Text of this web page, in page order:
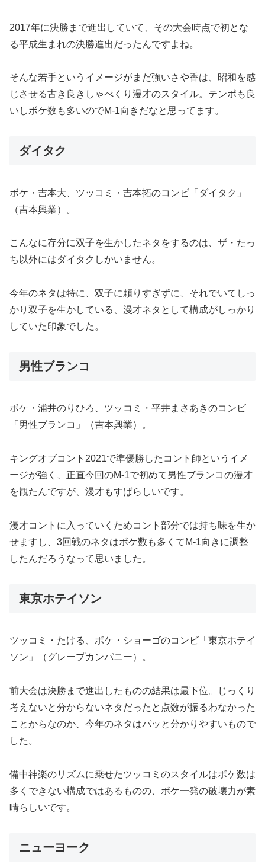
2017年に決勝まで進出していて、その大会時点で初とな
る平成生まれの決勝進出だったんですよね。
そんな若手というイメージがまだ強いさや香は、昭和を感
じさせる古き良きしゃべくり漫才のスタイル。テンポも良
いしボケ数も多いのでM-1向きだなと思ってます。
ダイタク
ボケ・吉本大、ツッコミ・吉本拓のコンビ「ダイタク」
（吉本興業）。
こんなに存分に双子を生かしたネタをするのは、ザ・たっ
ち以外にはダイタクしかいません。
今年のネタは特に、双子に頼りすぎずに、それでいてしっ
かり双子を生かしている、漫才ネタとして構成がしっかり
していた印象でした。
男性ブランコ
ボケ・浦井のりひろ、ツッコミ・平井まさあきのコンビ
「男性ブランコ」（吉本興業）。
キングオブコント2021で準優勝したコント師というイメ
ージが強く、正直今回のM-1で初めて男性ブランコの漫才
を観たんですが、漫才もすばらしいです。
漫才コントに入っていくためコント部分では持ち味を生か
せますし、3回戦のネタはボケ数も多くてM-1向きに調整
したんだろうなって思いました。
東京ホテイソン
ツッコミ・たける、ボケ・ショーゴのコンビ「東京ホテイ
ソン」（グレープカンパニー）。
前大会は決勝まで進出したものの結果は最下位。じっくり
考えないと分からないネタだったと点数が振るわなかった
ことからなのか、今年のネタはパッと分かりやすいもので
した。
備中神楽のリズムに乗せたツッコミのスタイルはボケ数は
多くできない構成ではあるものの、ボケ一発の破壊力が素
晴らしいです。
ニューヨーク